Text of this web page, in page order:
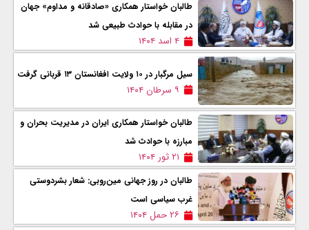
طالبان خواستار همکاری «صادقانه و مداوم» جهان
در مقابله با حوادث طبیعی شد
۴ اسد ۱۴۰۴
سیل مرگبار در ۱٠ ولایت افغانستان ۱۳ قربانی گرفت
۹ سرطان ۱۴۰۴
طالبان خواستار همکاری ایران در مدیریت بحران و
مبارزه با حوادث شد
۲۱ ثور ۱۴۰۴
طالبان در روز جهانی مین‌روبی: شعار بشردوستی
غرب سیاسی است
۲۶ حمل ۱۴۰۴